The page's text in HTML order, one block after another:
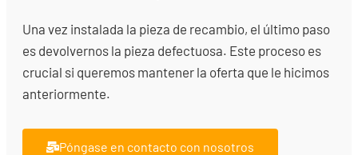
Una vez instalada la pieza de recambio, el último paso
es devolvernos la pieza defectuosa. Este proceso es
crucial si queremos mantener la oferta que le hicimos
anteriormente.
Póngase en contacto con nosotros